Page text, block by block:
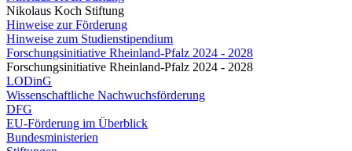
Nikolaus Koch Stiftung
Hinweise zur Förderung
Hinweise zum Studienstipendium
Forschungsinitiative Rheinland-Pfalz 2024 - 2028
Forschungsinitiative Rheinland-Pfalz 2024 - 2028
LODinG
Wissenschaftliche Nachwuchsförderung
DFG
EU-Förderung im Überblick
Bundesministerien